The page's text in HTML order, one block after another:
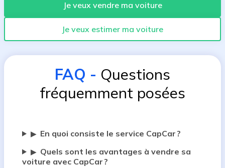
Je veux vendre ma voiture
Je veux estimer ma voiture
FAQ - Questions
fréquemment posées
▶ En quoi consiste le service CapCar ?
▶ Quels sont les avantages à vendre sa
voiture avec CapCar ?